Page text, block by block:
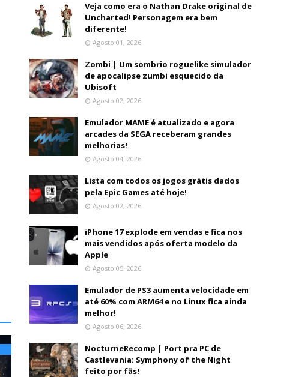
Veja como era o Nathan Drake original de
Uncharted! Personagem era bem
diferente!
Agosto 01, 2026
Zombi | Um sombrio roguelike simulador
de apocalipse zumbi esquecido da
Ubisoft
Agosto 02, 2026
Emulador MAME é atualizado e agora
arcades da SEGA receberam grandes
melhorias!
Agosto 04, 2026
Lista com todos os jogos grátis dados
pela Epic Games até hoje!
Agosto 02, 2026
iPhone 17 explode em vendas e fica nos
mais vendidos após oferta modelo da
Apple
Agosto 05, 2026
Emulador de PS3 aumenta velocidade em
até 60% com ARM64 e no Linux fica ainda
melhor!
Agosto 06, 2026
NocturneRecomp | Port pra PC de
Castlevania: Symphony of the Night
feito por fãs!